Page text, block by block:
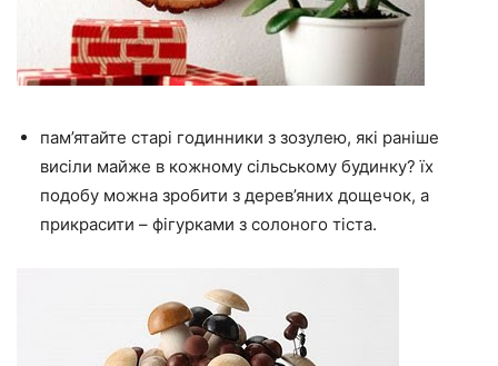
пам’ятайте старі годинники з зозулею, які раніше
висіли майже в кожному сільському будинку? їх
подобу можна зробити з дерев’яних дощечок, а
прикрасити – фігурками з солоного тіста.